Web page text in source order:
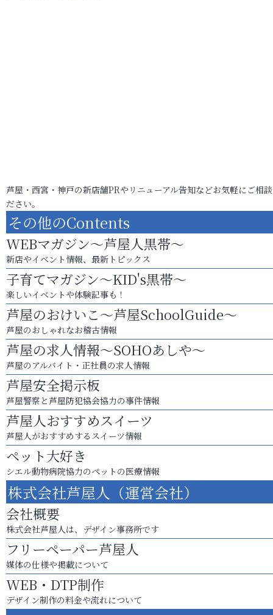
芦屋・西宮・神戸の新店舗PRやリニューアル告知などお気軽にご相
ださい。
その他のContents
WEBマガジン～芦屋人黒帯～
新店やイベント情報、最新トピックス
子育てマガジン～KID's黒帯～
楽しいイベントや体験記事も！
芦屋のおけいこ～芦屋SchoolGuide～
芦屋のおしゃれなお稽古情報
芦屋の求人情報～SOHOあしや～
芦屋のアルバイト・正社員の求人情報
芦屋安全掲示板
芦屋警察と芦屋防犯協会協力の事件情報
芦屋人おすすめスイーツ
芦屋人がおすすめするスイーツ情報
ペット大好き
シエル動物病院協力のペットの医療情報
株式会社芦屋人（運営会社）
会社概要
株式会社芦屋人は、デザイン事務所です
フリーペーパー芦屋人
媒体の仕様や掲載について
WEB・DTP制作
デザイン制作の料金や流れについて